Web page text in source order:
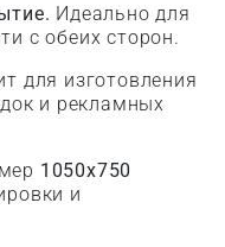
Идеально для
с обеих сторон.
для изготовления
и рекламных
1050x750
и